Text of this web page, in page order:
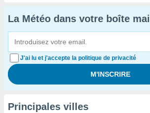
La Météo dans votre boîte mail
J'ai lu et j'accepte la politique de privacité
Principales villes